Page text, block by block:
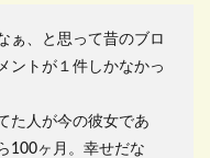
ぁ、と思って昔のブロ
ントが１件しかなかっ
た人が今の彼女であ
100ヶ月。幸せだな